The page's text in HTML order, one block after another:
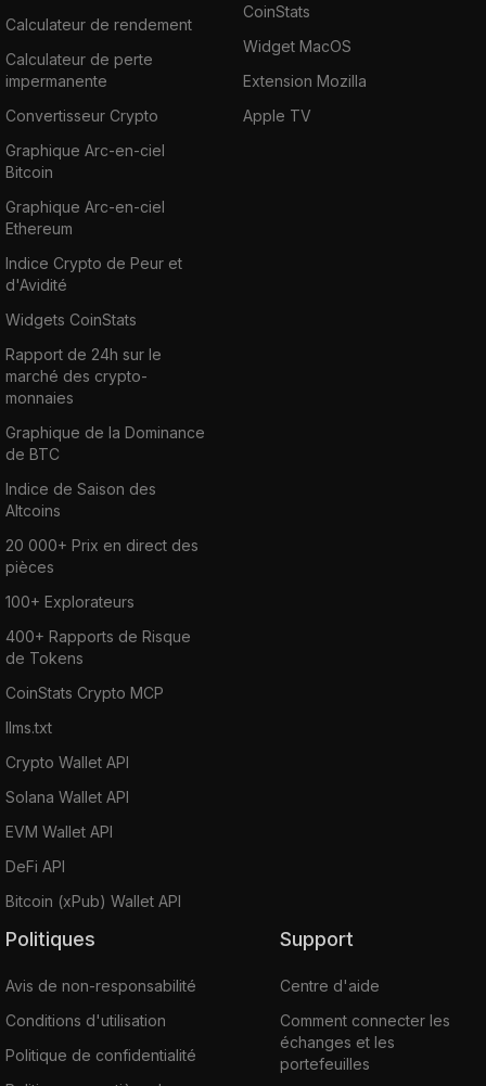
Calculateur de rendement
Calculateur de perte
impermanente
Convertisseur Crypto
Graphique Arc-en-ciel
Bitcoin
Graphique Arc-en-ciel
Ethereum
Indice Crypto de Peur et
d'Avidité
Widgets CoinStats
Rapport de 24h sur le
marché des crypto-
monnaies
Graphique de la Dominance
de BTC
Indice de Saison des
Altcoins
20 000+ Prix en direct des
pièces
100+ Explorateurs
400+ Rapports de Risque
de Tokens
CoinStats Crypto MCP
llms.txt
Crypto Wallet API
Solana Wallet API
EVM Wallet API
DeFi API
Bitcoin (xPub) Wallet API
CoinStats
Widget MacOS
Extension Mozilla
Apple TV
Politiques
Avis de non-responsabilité
Conditions d'utilisation
Politique de confidentialité
Support
Centre d'aide
Comment connecter les
échanges et les
portefeuilles